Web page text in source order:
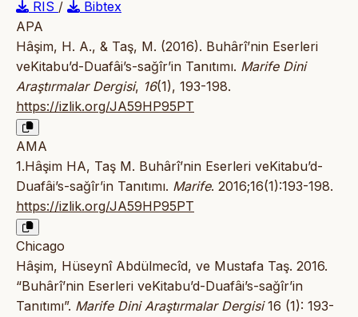
RIS /
Bibtex
APA
Hâşim, H. A., & Taş, M. (2016). Buhârî’nin Eserleri
veKitabu’d-Duafâi’s-sağîr’in Tanıtımı. Marife Dini
Araştırmalar Dergisi, 16(1), 193-198.
https://izlik.org/JA59HP95PT
AMA
1.Hâşim HA, Taş M. Buhârî’nin Eserleri veKitabu’d-
Duafâi’s-sağîr’in Tanıtımı. Marife. 2016;16(1):193-198.
https://izlik.org/JA59HP95PT
Chicago
Hâşim, Hüseynî Abdülmecîd, ve Mustafa Taş. 2016.
“Buhârî’nin Eserleri veKitabu’d-Duafâi’s-sağîr’in
Tanıtımı”. Marife Dini Araştırmalar Dergisi16 (1): 193-